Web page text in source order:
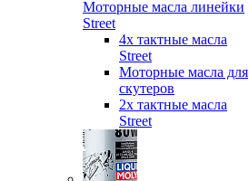
Моторные масла линейки
Street
4х тактные масла
Street
Моторные масла для
скутеров
2х тактные масла
Street